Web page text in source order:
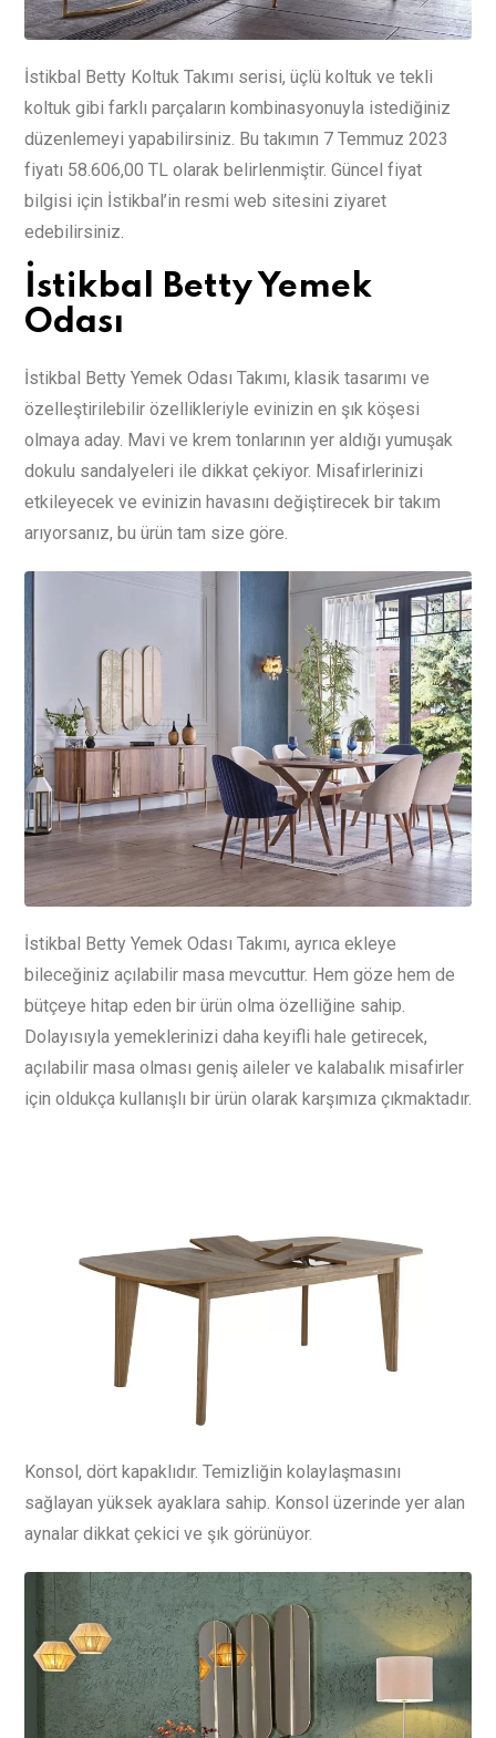
İstikbal Betty Koltuk Takımı serisi, üçlü koltuk ve tekli
koltuk gibi farklı parçaların kombinasyonuyla istediğiniz
düzenlemeyi yapabilirsiniz. Bu takımın 7 Temmuz 2023
fiyatı 58.606,00 TL olarak belirlenmiştir. Güncel fiyat
bilgisi için İstikbal’in resmi web sitesini ziyaret
edebilirsiniz.
İstikbal Betty Yemek
Odası
İstikbal Betty Yemek Odası Takımı, klasik tasarımı ve
özelleştirilebilir özellikleriyle evinizin en şık köşesi
olmaya aday. Mavi ve krem tonlarının yer aldığı yumuşak
dokulu sandalyeleri ile dikkat çekiyor. Misafirlerinizi
etkileyecek ve evinizin havasını değiştirecek bir takım
arıyorsanız, bu ürün tam size göre.
İstikbal Betty Yemek Odası Takımı, ayrıca ekleye
bileceğiniz açılabilir masa mevcuttur. Hem göze hem de
bütçeye hitap eden bir ürün olma özelliğine sahip.
Dolayısıyla yemeklerinizi daha keyifli hale getirecek,
açılabilir masa olması geniş aileler ve kalabalık misafirler
için oldukça kullanışlı bir ürün olarak karşımıza çıkmaktadır.
Konsol, dört kapaklıdır. Temizliğin kolaylaşmasını
sağlayan yüksek ayaklara sahip. Konsol üzerinde yer alan
aynalar dikkat çekici ve şık görünüyor.